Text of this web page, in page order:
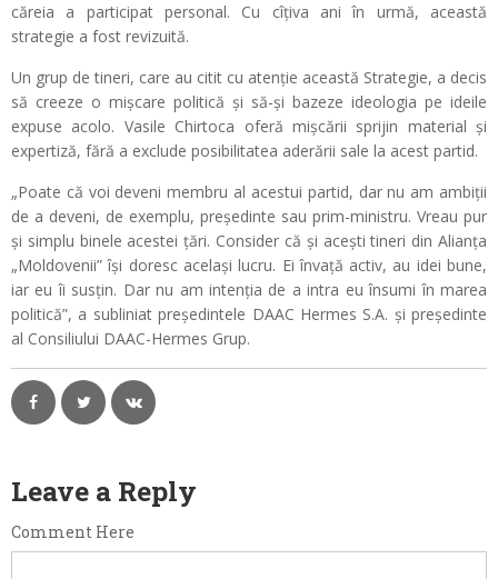
căreia a participat personal. Cu cîțiva ani în urmă, această
strategie a fost revizuită.
Un grup de tineri, care au citit cu atenție această Strategie, a decis
să creeze o mișcare politică și să-și bazeze ideologia pe ideile
expuse acolo. Vasile Chirtoca oferă mișcării sprijin material și
expertiză, fără a exclude posibilitatea aderării sale la acest partid.
„Poate că voi deveni membru al acestui partid, dar nu am ambiții
de a deveni, de exemplu, președinte sau prim-ministru. Vreau pur
și simplu binele acestei țări. Consider că și acești tineri din Alianța
„Moldovenii” își doresc același lucru. Ei învață activ, au idei bune,
iar eu îi susțin. Dar nu am intenția de a intra eu însumi în marea
politică”, a subliniat președintele DAAC Hermes S.A. și președinte
al Consiliului DAAC-Hermes Grup.
Leave a Reply
Comment Here